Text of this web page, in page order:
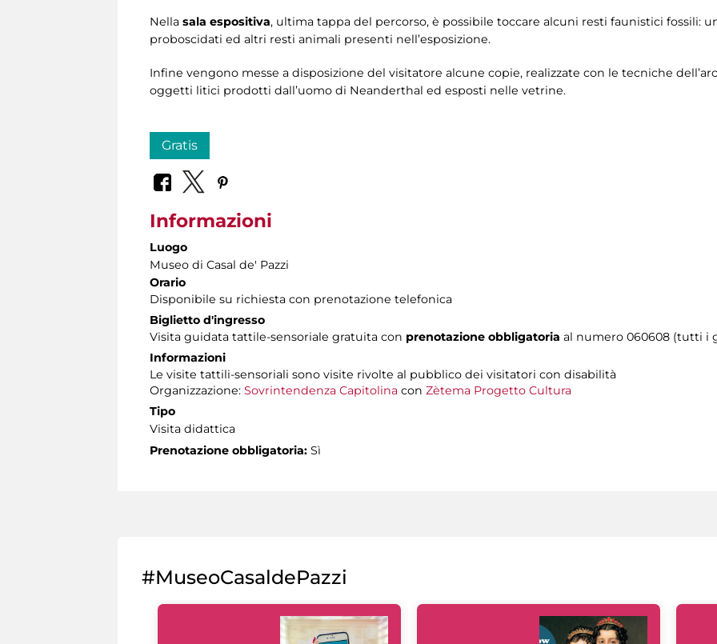
Nella sala espositiva, ultima tappa del percorso, è possibile toccare alcuni resti faunistici fossili:
proboscidati ed altri resti animali presenti nell’esposizione.
Infine vengono messe a disposizione del visitatore alcune copie, realizzate con le tecniche
oggetti litici prodotti dall’uomo di Neanderthal ed esposti nelle vetrine.
Gratis
Informazioni
Luogo
Museo di Casal de' Pazzi
Orario
Disponibile su richiesta con prenotazione telefonica
Biglietto d'ingresso
Visita guidata tattile-sensoriale gratuita con prenotazione obbligatoria al numero 060608 (tutti i
Informazioni
Le visite tattili-sensoriali sono visite rivolte al pubblico dei visitatori con disabilità
Organizzazione: Sovrintendenza Capitolina con Zètema Progetto Cultura
Tipo
Visita didattica
Prenotazione obbligatoria: Sì
#MuseoCasaldePazzi